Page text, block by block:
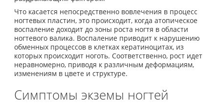
Что касается непосредственно вовлечения в процесс
ногтевых пластин, это происходит, когда атопическое
воспаление доходит до зоны роста ногтя в области
ногтевого валика. Воспаление приводит к нарушению
обменных процессов в клетках кератиноцитах, из
которых происходит ноготь. Соответственно, рост идет
неравномерно, приводя к различным деформациям,
изменениям в цвете и структуре.
Симптомы экземы ногтей